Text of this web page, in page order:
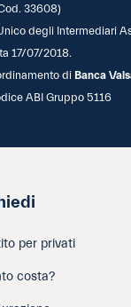
33608)
degli Intermediari
17/07/2018.
di Banca
ABI Gruppo 5116
per privati
costa?